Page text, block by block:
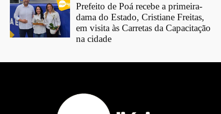
Prefeito de Poá recebe a primeira-
dama do Estado, Cristiane Freitas,
em visita às Carretas da Capacitação
na cidade